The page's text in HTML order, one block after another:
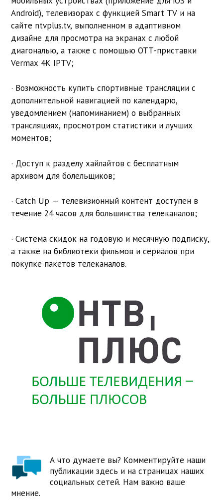
Android), телевизорах с функцией Smart TV и на
сайте ntvplus.tv, выполненном в адаптивном
дизайне для просмотра на экранах с любой
диагональю, а также с помощью ОТТ-приставки
Vermax 4K IPTV;
· Возможность купить спортивные трансляции с
дополнительной навигацией по календарю,
уведомлением (напоминанием) о выбранных
трансляциях, просмотром статистики и лучших
моментов;
· Доступ к разделу хайлайтов с бесплатным
архивом для болельщиков;
· Catch Up — телевизионный контент доступен в
течение 24 часов для большинства телеканалов;
· Система скидок на годовую и месячную подписку,
а также на библиотеки фильмов и сериалов при
покупке пакетов телеканалов.
А что думаете вы? Комментируйте наши
публикации здесь и на страницах наших
социальных сетей. Нам важно ваше
мнение.